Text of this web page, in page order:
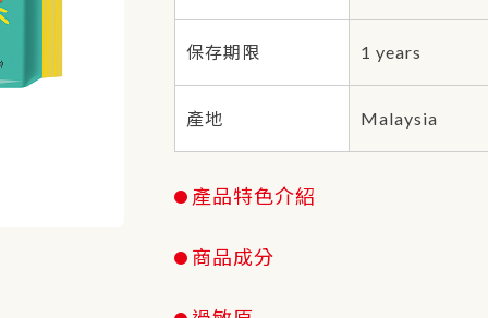
保存期限 1 years
產地 Malaysia
產品特色介紹
商品成分